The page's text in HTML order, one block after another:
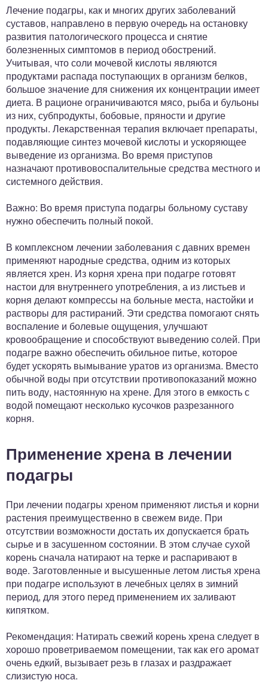
Лечение подагры, как и многих других заболеваний
суставов, направлено в первую очередь на остановку
развития патологического процесса и снятие
болезненных симптомов в период обострений.
Учитывая, что соли мочевой кислоты являются
продуктами распада поступающих в организм белков,
большое значение для снижения их концентрации имеет
диета. В рационе ограничиваются мясо, рыба и бульоны
из них, субпродукты, бобовые, пряности и другие
продукты. Лекарственная терапия включает препараты,
подавляющие синтез мочевой кислоты и ускоряющее
выведение из организма. Во время приступов
назначают противовоспалительные средства местного и
системного действия.
Важно: Во время приступа подагры больному суставу
нужно обеспечить полный покой.
В комплексном лечении заболевания с давних времен
применяют народные средства, одним из которых
является хрен. Из корня хрена при подагре готовят
настои для внутреннего употребления, а из листьев и
корня делают компрессы на больные места, настойки и
растворы для растираний. Эти средства помогают снять
воспаление и болевые ощущения, улучшают
кровообращение и способствуют выведению солей. При
подагре важно обеспечить обильное питье, которое
будет ускорять вымывание уратов из организма. Вместо
обычной воды при отсутствии противопоказаний можно
пить воду, настоянную на хрене. Для этого в емкость с
водой помещают несколько кусочков разрезанного
корня.
Применение хрена в лечении
подагры
При лечении подагры хреном применяют листья и корни
растения преимущественно в свежем виде. При
отсутствии возможности достать их допускается брать
сырье и в засушенном состоянии. В этом случае сухой
корень сначала натирают на терке и распаривают в
воде. Заготовленные и высушенные летом листья хрена
при подагре используют в лечебных целях в зимний
период, для этого перед применением их заливают
кипятком.
Рекомендация: Натирать свежий корень хрена следует в
хорошо проветриваемом помещении, так как его аромат
очень едкий, вызывает резь в глазах и раздражает
слизистую носа.